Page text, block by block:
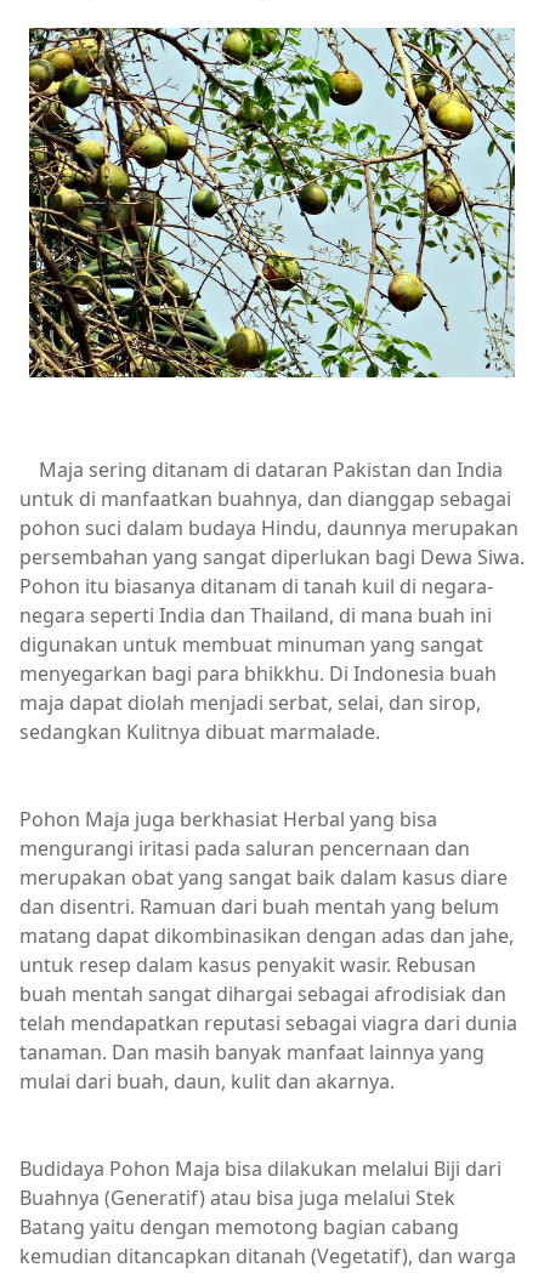
Maja sering ditanam di dataran Pakistan dan India
untuk di manfaatkan buahnya, dan dianggap sebagai
pohon suci dalam budaya Hindu, daunnya merupakan
persembahan yang sangat diperlukan bagi Dewa Siwa.
Pohon itu biasanya ditanam di tanah kuil di negara-
negara seperti India dan Thailand, di mana buah ini
digunakan untuk membuat minuman yang sangat
menyegarkan bagi para bhikkhu. Di Indonesia buah
maja dapat diolah menjadi serbat, selai, dan sirop,
sedangkan Kulitnya dibuat marmalade.
Pohon Maja juga berkhasiat Herbal yang bisa
mengurangi iritasi pada saluran pencernaan dan
merupakan obat yang sangat baik dalam kasus diare
dan disentri. Ramuan dari buah mentah yang belum
matang dapat dikombinasikan dengan adas dan jahe,
untuk resep dalam kasus penyakit wasir. Rebusan
buah mentah sangat dihargai sebagai afrodisiak dan
telah mendapatkan reputasi sebagai viagra dari dunia
tanaman. Dan masih banyak manfaat lainnya yang
mulai dari buah, daun, kulit dan akarnya.
Budidaya Pohon Maja bisa dilakukan melalui Biji dari
Buahnya (Generatif) atau bisa juga melalui Stek
Batang yaitu dengan memotong bagian cabang
kemudian ditancapkan ditanah (Vegetatif), dan warga